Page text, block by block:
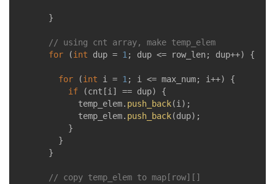
// using cnt array, make temp_elem
for (int dup = 1 ; dup <= row_len; dup++) {
for (int i = 1 ; i <= max_num; i++) {
if (cnt[i] == dup) {
						temp_elem.
push_back(i);
						temp_elem.
push_back(dup);
// copy temp_elem to map[row][]